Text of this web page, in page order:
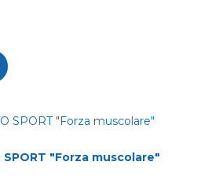
SPORT "Forza muscolare"